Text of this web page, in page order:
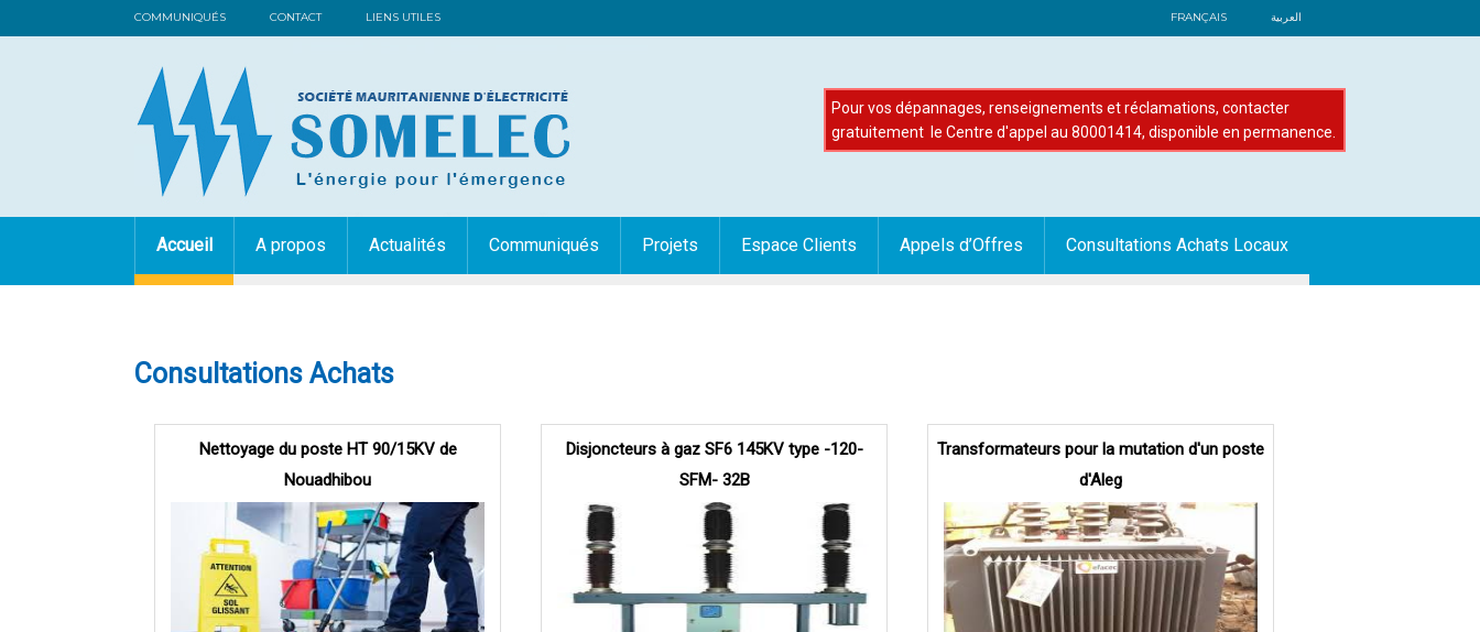
COMMUNIQUÉS CONTACT LIENS UTILES FRANÇAIS العربية
Pour vos dépannages, renseignements et réclamations, contacter
gratuitement le Centre d'appel au 80001414, disponible en permanence.
Accueil A propos Actualités Communiqués Projets Espace Clients Appels d’Offres Consultations Achats Locaux
Consultations Achats
Nettoyage du poste HT 90/15KV de
Nouadhibou
Disjoncteurs à gaz SF6 145KV type -120-
SFM- 32B
Transformateurs pour la mutation d'un poste
d'Aleg